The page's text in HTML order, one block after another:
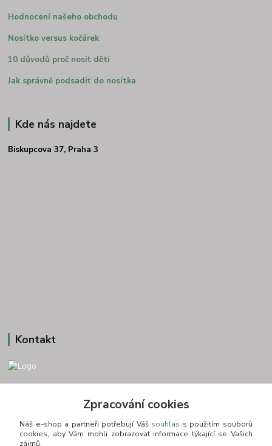
Hodnocení našeho obchodu
Nosítko versus kočárek
10 důvodů proč nosit děti
Jak správně podsadit do nosítka
Kde nás najdete
Biskupcova 37, Praha 3
Kontakt
+420 775693830
Otevírací doba: PO-PÁ: 9:00-16:00 NUTNÁ REZERVACE
info@zkusnositko.cz
Zpracování cookies
Náš e-shop a partneři potřebují Váš souhlas s použitím souborů
cookies, aby Vám mohli zobrazovat informace týkající se Vašich
zájmů.